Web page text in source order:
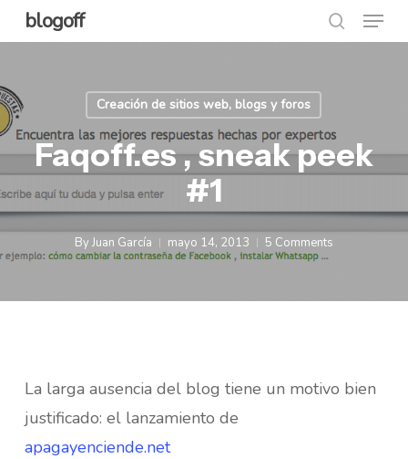
Skip
to
content
blogoff
search
Menu
Creación de sitios web, blogs y foros
Faqoff.es , sneak peek
#1
By Juan García mayo 14, 2013 5 Comments
La larga ausencia del blog tiene un motivo bien
justificado: el lanzamiento de
apagayenciende.net